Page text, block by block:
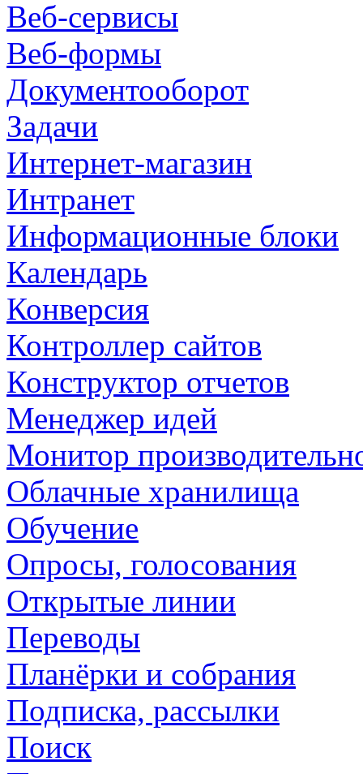
Веб-сервисы
Веб-формы
Документооборот
Задачи
Интернет-магазин
Интранет
Информационные блоки
Календарь
Конверсия
Контроллер сайтов
Конструктор отчетов
Менеджер идей
Монитор
Облачные хранилища
Обучение
Опросы, голосования
Открытые линии
Переводы
Планёрки и собрания
Подписка, рассылки
Поиск